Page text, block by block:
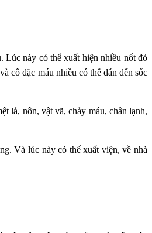
Lúc này có thể xuất hiện nhiều nốt đỏ
cô đặc máu nhiều có thể dẫn đến sốc
lả, nôn, vật vã, chảy máu, chân lạnh,
Và lúc này có thể xuất viện, về nhà